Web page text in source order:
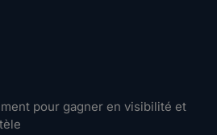
pour gagner en visibilité et